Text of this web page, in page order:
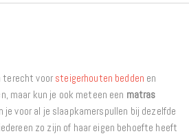
terecht voor steigerhouten bedden en
maar kun je ook meteen een matras
je voor al je slaapkamerspullen bij dezelfde
zo zijn of haar eigen behoefte heeft